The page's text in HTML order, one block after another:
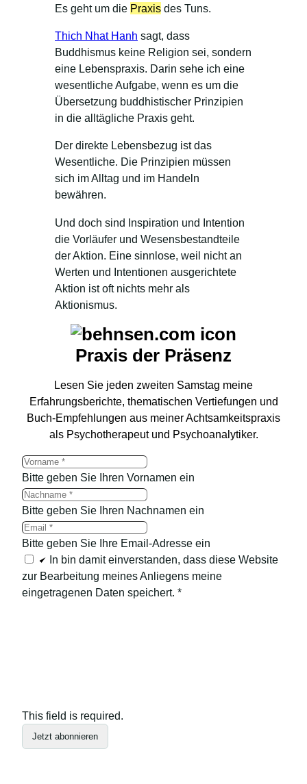
Es geht um die Praxis des Tuns.
Thich Nhat Hanh sagt, dass
Buddhismus keine Religion sei, sondern
eine Lebenspraxis. Darin sehe ich eine
wesentliche Aufgabe, wenn es um die
Übersetzung buddhistischer Prinzipien
in die alltägliche Praxis geht.
Der direkte Lebensbezug ist das
Wesentliche. Die Prinzipien müssen
sich im Alltag und im Handeln
bewähren.
Und doch sind Inspiration und Intention
die Vorläufer und Wesensbestandteile
der Aktion. Eine sinnlose, weil nicht an
Werten und Intentionen ausgerichtete
Aktion ist oft nichts mehr als
Aktionismus.
Praxis der Präsenz
Lesen Sie jeden zweiten Samstag meine
Erfahrungsberichte, thematischen Vertiefungen und
Buch-Empfehlungen aus meiner Achtsamkeitspraxis
als Psychotherapeut und Psychoanalytiker.
Bitte geben Sie Ihren Vornamen ein
Bitte geben Sie Ihren Nachnamen ein
Bitte geben Sie Ihre Email-Adresse ein
In bin damit einverstanden, dass diese Website
zur Bearbeitung meines Anliegens meine
eingetragenen Daten speichert. *
This field is required.
Jetzt abonnieren